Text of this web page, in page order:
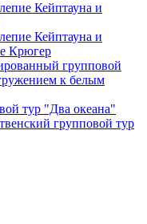
Кейптауна и
Кейптауна и
Крюгер
групповой
к белым
тур "Два океана"
групповой тур